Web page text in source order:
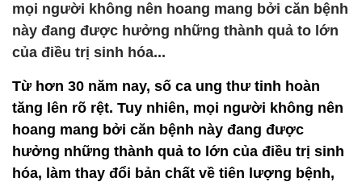
mọi người không nên hoang mang bởi căn bệnh
này đang được hưởng những thành quả to lớn
của điều trị sinh hóa...
Từ hơn 30 năm nay, số ca ung thư tinh hoàn
tăng lên rõ rệt. Tuy nhiên, mọi người không nên
hoang mang bởi căn bệnh này đang được
hưởng những thành quả to lớn của điều trị sinh
hóa, làm thay đổi bản chất về tiên lượng bệnh,